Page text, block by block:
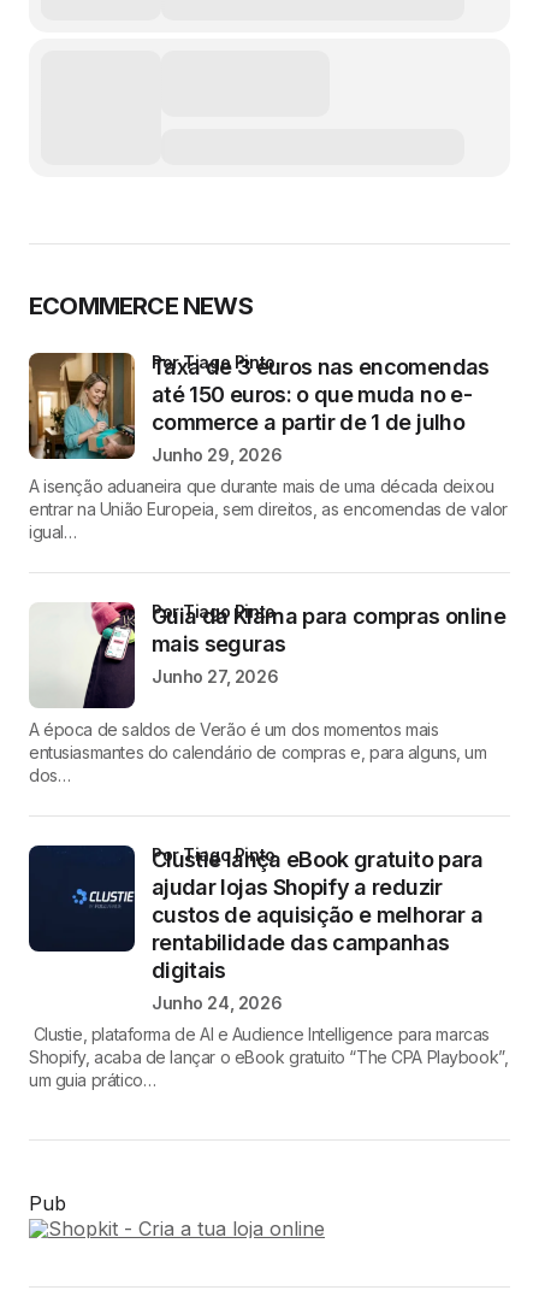
ECOMMERCE NEWS
Taxa de 3 euros nas encomendas
até 150 euros: o que muda no e-
commerce a partir de 1 de julho
por Tiago Pinto
Junho 29, 2026
A isenção aduaneira que durante mais de uma década deixou
entrar na União Europeia, sem direitos, as encomendas de valor
igual…
Guia da Klarna para compras online
mais seguras
por Tiago Pinto
Junho 27, 2026
A época de saldos de Verão é um dos momentos mais
entusiasmantes do calendário de compras e, para alguns, um
dos…
Clustie lança eBook gratuito para
ajudar lojas Shopify a reduzir
custos de aquisição e melhorar a
rentabilidade das campanhas
digitais
por Tiago Pinto
Junho 24, 2026
Clustie, plataforma de AI e Audience Intelligence para marcas
Shopify, acaba de lançar o eBook gratuito “The CPA Playbook”,
um guia prático…
Pub